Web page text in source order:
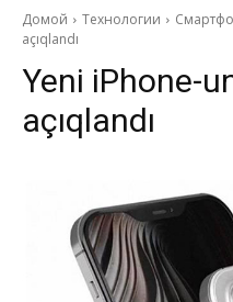
Домой Технологии
açıqlandı
Yeni iPhone-
açıqlandı